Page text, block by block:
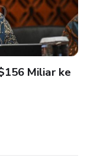
Miliar ke